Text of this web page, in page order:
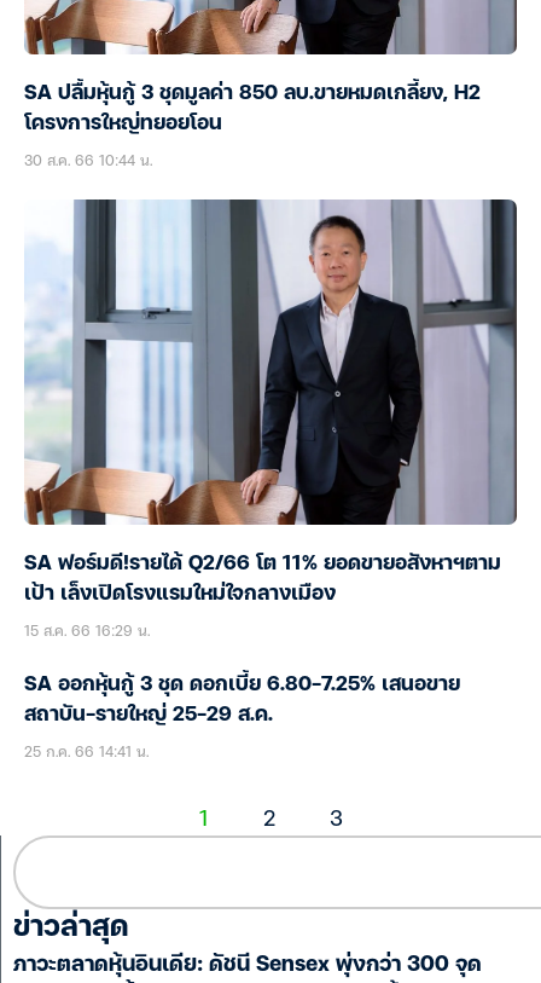
SA ปลื้มหุ้นกู้ 3 ชุดมูลค่า 850 ลบ.ขายหมดเกลี้ยง, H2
โครงการใหญ่ทยอยโอน
30 ส.ค. 66 10:44 น.
SA ฟอร์มดี!รายได้ Q2/66 โต 11% ยอดขายอสังหาฯตาม
เป้า เล็งเปิดโรงแรมใหม่ใจกลางเมือง
15 ส.ค. 66 16:29 น.
SA ออกหุ้นกู้ 3 ชุด ดอกเบี้ย 6.80-7.25% เสนอขาย
สถาบัน-รายใหญ่ 25-29 ส.ค.
25 ก.ค. 66 14:41 น.
1 2 3
ข่าวล่าสุด
ภาวะตลาดหุ้นอินเดีย: ดัชนี Sensex พุ่งกว่า 300 จุด